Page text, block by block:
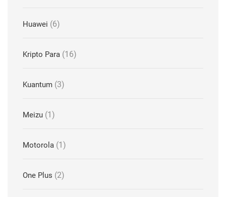
Huawei (6)
Kripto Para (16)
Kuantum (3)
Meizu (1)
Motorola (1)
One Plus (2)